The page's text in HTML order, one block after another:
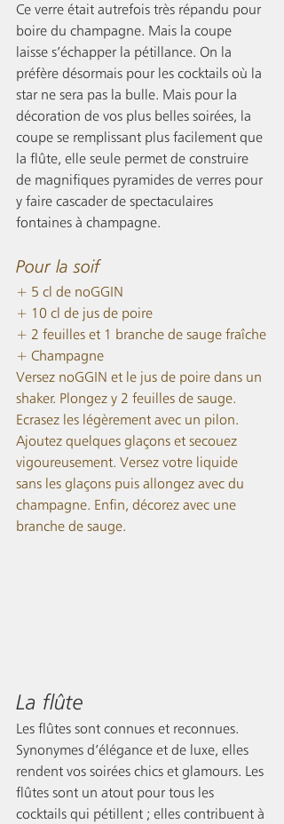
Ce verre était autrefois très répandu pour
boire du champagne. Mais la coupe
laisse s’échapper la pétillance. On la
préfère désormais pour les cocktails où la
star ne sera pas la bulle. Mais pour la
décoration de vos plus belles soirées, la
coupe se remplissant plus facilement que
la flûte, elle seule permet de construire
de magnifiques pyramides de verres pour
y faire cascader de spectaculaires
fontaines à champagne.
Pour la soif
+ 5 cl de noGGIN
+ 10 cl de jus de poire
+ 2 feuilles et 1 branche de sauge fraîche
+ Champagne
Versez noGGIN et le jus de poire dans un
shaker. Plongez y 2 feuilles de sauge.
Ecrasez les légèrement avec un pilon.
Ajoutez quelques glaçons et secouez
vigoureusement. Versez votre liquide
sans les glaçons puis allongez avec du
champagne. Enfin, décorez avec une
branche de sauge.
La flûte
Les flûtes sont connues et reconnues.
Synonymes d’élégance et de luxe, elles
rendent vos soirées chics et glamours. Les
flûtes sont un atout pour tous les
cocktails qui pétillent ; elles contribuent à